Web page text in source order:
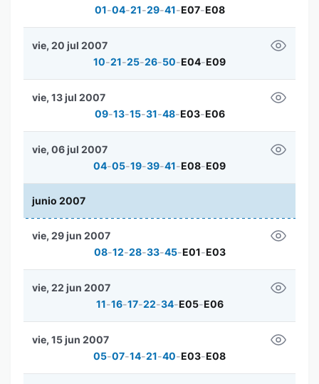
01-04-21-29-41-E07-E08
10-21-25-26-50-E04-E09
vie, 20 jul 2007
09-13-15-31-48-E03-E06
vie, 13 jul 2007
04-05-19-39-41-E08-E09
vie, 06 jul 2007
junio 2007
08-12-28-33-45-E01-E03
vie, 29 jun 2007
11-16-17-22-34-E05-E06
vie, 22 jun 2007
05-07-14-21-40-E03-E08
vie, 15 jun 2007